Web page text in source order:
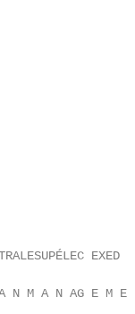
EXED
N M A N AG E M E